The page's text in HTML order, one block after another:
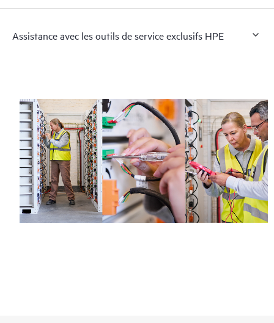
Assistance avec les outils de service exclusifs HPE